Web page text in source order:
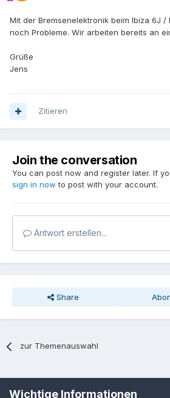
Mit der Bremsenelektronik beim Ibiza 6J /
noch Probleme. Wir arbeiten bereits an
Grüße
Jens
Zitieren
Join the conversation
You can post now and register later. If
sign in now to post with your account.
Antwort erstellen...
Share
zur Themenauswahl
Wichtige Informationen